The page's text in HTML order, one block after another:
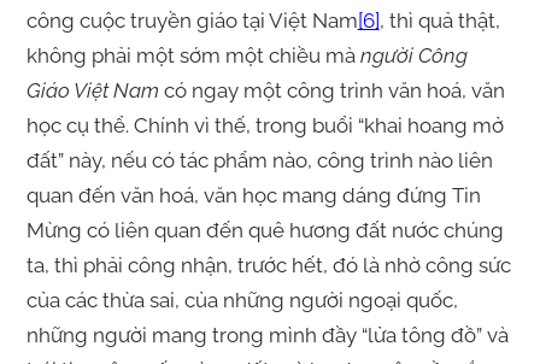
công cuộc truyền giáo tại Việt Nam[6], thì quả thật,
không phải một sớm một chiều mà người Công
Giáo Việt Nam có ngay một công trình văn hoá, văn
học cụ thể. Chính vì thế, trong buổi “khai hoang mở
đất” này, nếu có tác phẩm nào, công trình nào liên
quan đến văn hoá, văn học mang dáng đứng Tin
Mừng có liên quan đến quê hương đất nước chúng
ta, thì phải công nhận, trước hết, đó là nhờ công sức
của các thừa sai, của những người ngoại quốc,
những người mang trong mình đầy “lửa tông đồ” và